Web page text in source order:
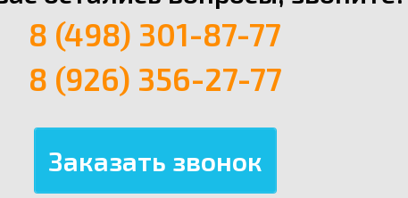
8 (498) 301-87-77
8 (926) 356-27-77